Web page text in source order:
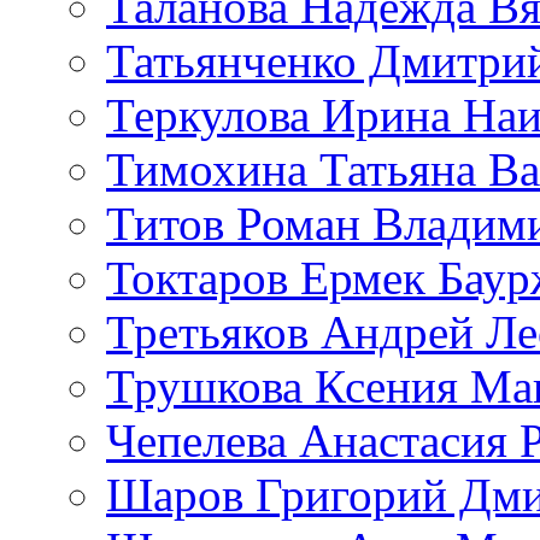
Татьянченко
Теркулова Ирина
Тимохина Татьяна
Титов Роман
Токтаров Ермек
Третьяков Андрей
Трушкова Ксения
Чепелева Анастасия
Шаров Григорий